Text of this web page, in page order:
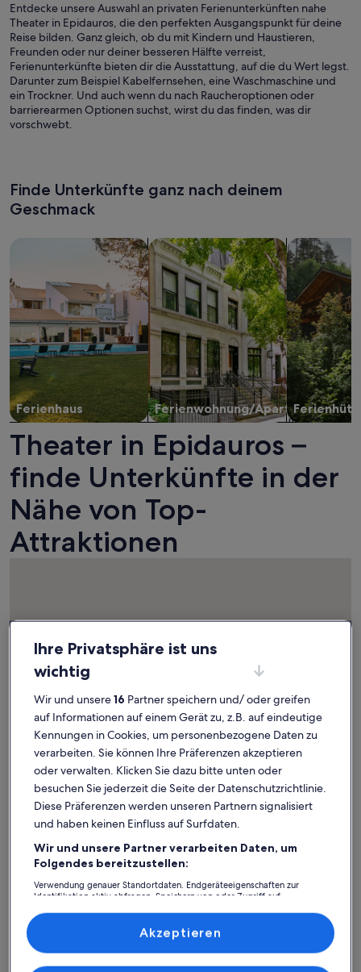
Entdecke unsere Auswahl an privaten Ferienunterkünften nahe
Theater in Epidauros, die den perfekten Ausgangspunkt für deine
Reise bilden. Ganz gleich, ob du mit Kindern und Haustieren,
Freunden oder nur deiner besseren Hälfte verreist,
Ferienunterkünfte bieten dir die Ausstattung, auf die du Wert legst.
Darunter zum Beispiel Kabelfernsehen, eine Waschmaschine und
ein Trockner. Und auch wenn du nach Raucheroptionen oder
barrierearmen Optionen suchst, wirst du das finden, was dir
vorschwebt.
Finde Unterkünfte ganz nach deinem
Geschmack
Ferienhaus
Suche nach Ferienhäusern
Ferienwohnung/Apartment
Suche nach Ferienwohnungen oder
Suche nach
Theater in Epidauros –
finde Unterkünfte in der
Nähe von Top-
Attraktionen
Karte
Attraktionen
1
Weitere Informationen zu Theater in Epidauros. Wird in
Ihre Privatsphäre ist uns
wichtig
Wir und unsere16 Partner speichern und/ oder greifen
auf Informationen auf einem Gerät zu, z.B. auf eindeutige
Kennungen in Cookies, um personenbezogene Daten zu
verarbeiten. Sie können Ihre Präferenzen akzeptieren
oder verwalten. Klicken Sie dazu bitte unten oder
besuchen Sie jederzeit die Seite der Datenschutzrichtlinie.
Diese Präferenzen werden unseren Partnern signalisiert
und haben keinen Einfluss auf Surfdaten.
Wir und unsere Partner verarbeiten Daten, um
Folgendes bereitzustellen:
Verwendung genauer Standortdaten. Endgeräteeigenschaften zur
Identifikation aktiv abfragen. Speichern von oder Zugriff auf
Inhalte, Messung von Werbeleistung und der Performance von Inhalten,
Zielgruppenforschung sowie Entwicklung und Verbesserung von
Liste der Partner (Lieferanten)
Akzeptieren